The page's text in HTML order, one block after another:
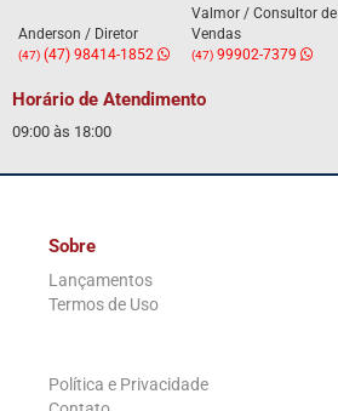
Anderson / Diretor
(47) (47) 98414-1852
Valmor / Consultor de
Vendas
(47)99902-7379
Horário de Atendimento
09:00 às 18:00
Sobre
Lançamentos
Termos de Uso
Política e Privacidade